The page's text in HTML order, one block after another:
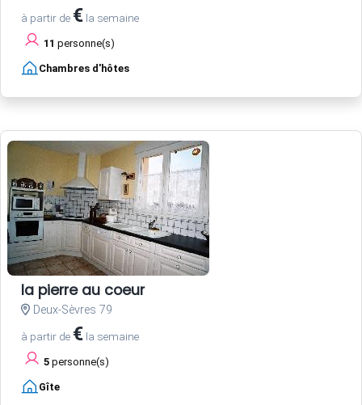
à partir de € la semaine
11 personne(s)
Chambres d'hôtes
la pierre au coeur
Deux-Sèvres 79
à partir de € la semaine
5 personne(s)
Gîte